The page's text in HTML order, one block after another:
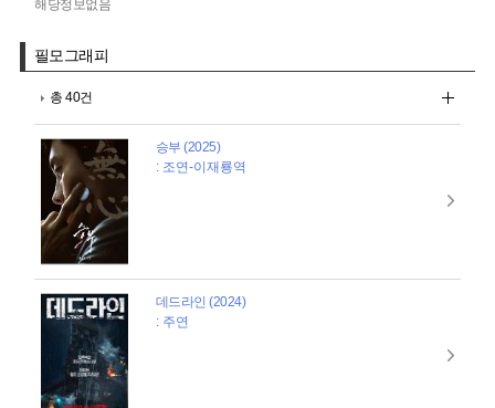
해당정보없음
필모그래피
총 40건
승부 (2025)
: 조연-이재룡역
데드라인 (2024)
: 주연